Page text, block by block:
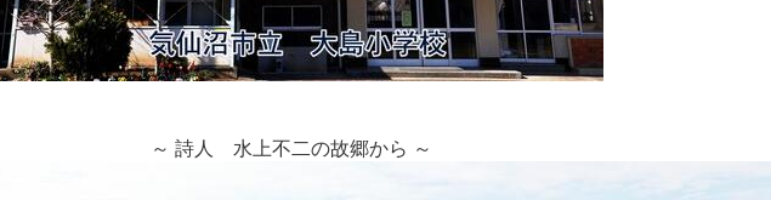
～ 詩人 水上不二の故郷から ～